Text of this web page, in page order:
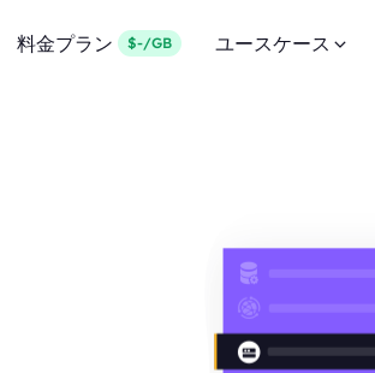
料金プラン $-/GB ユースケース